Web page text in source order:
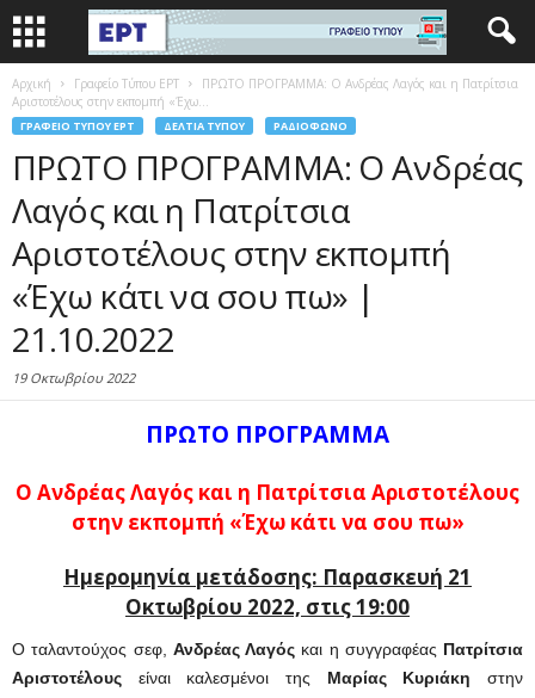
Αρχική Γραφείο Τύπου ΕΡΤ
ΠΡΩΤΟ ΠΡΟΓΡΑΜΜΑ: Ο Ανδρέας Λαγός και η Πατρίτσια
Αριστοτέλους στην εκπομπή «Έχω...
ΓΡΑΦΕΊΟ ΤΎΠΟΥ ΕΡΤ ΔΕΛΤΊΑ ΤΎΠΟΥ ΡΑΔΙΌΦΩΝΟ
ΠΡΩΤΟ ΠΡΟΓΡΑΜΜΑ: Ο Ανδρέας
Λαγός και η Πατρίτσια
Αριστοτέλους στην εκπομπή
«Έχω κάτι να σου πω» |
21.10.2022
19 Οκτωβρίου 2022
ΠΡΩΤΟ ΠΡΟΓΡΑΜΜΑ
Ο Ανδρέας Λαγός και η Πατρίτσια Αριστοτέλους
στην εκπομπή «Έχω κάτι να σου πω»
Ημερομηνία μετάδοσης: Παρασκευή 21
Οκτωβρίου 2022, στις 19:00
Ο ταλαντούχος σεφ, Ανδρέας Λαγός και η συγγραφέας Πατρίτσια
Αριστοτέλους είναι καλεσμένοι της Μαρίας Κυριάκη στην